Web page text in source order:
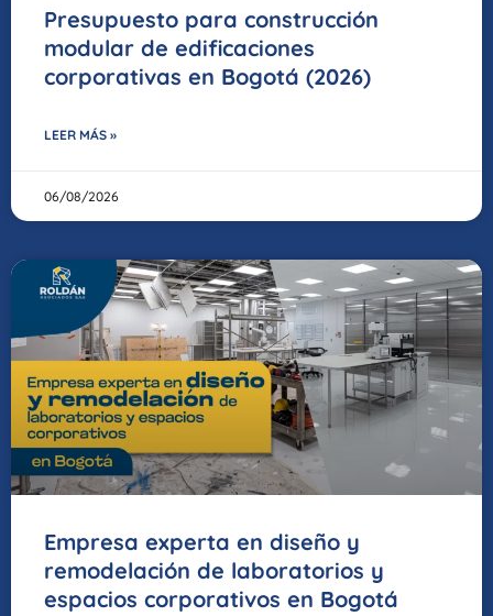
Presupuesto para construcción
modular de edificaciones
corporativas en Bogotá (2026)
LEER MÁS »
06/08/2026
Empresa experta en diseño y
remodelación de laboratorios y
espacios corporativos en Bogotá